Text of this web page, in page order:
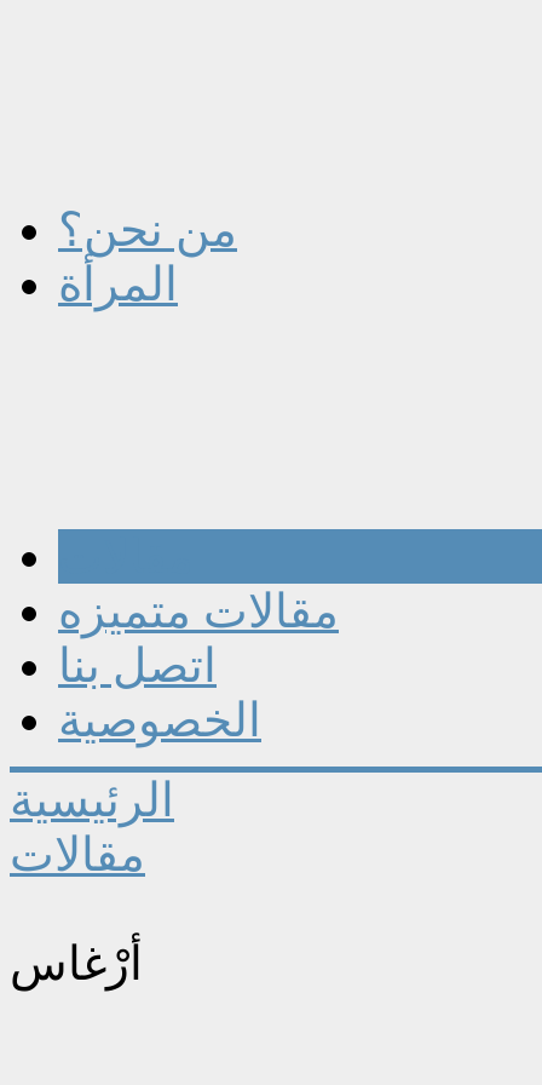
من نحن؟
المرأة
مقالات متميزه
اتصل بنا
الخصوصية
الرئيسية
مقالات
أرْغاس